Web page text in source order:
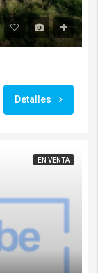
Detalles
EN VENTA